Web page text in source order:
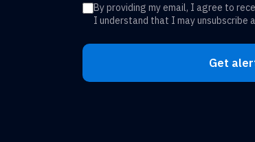
By providing my email, I agree to
I understand that I may unsubscribe
Get